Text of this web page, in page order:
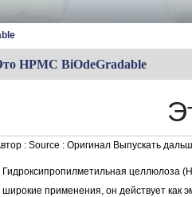
HPMC BiOdeGradable
: Source : Оригинал Выпускать
Гидроксипропилметильная целлюлоза
широкие применения, он действует как